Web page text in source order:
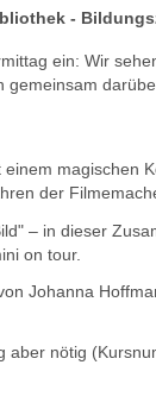
-
ein: Wir
magischen
der
– in dieser
on tour.
Johanna
aber nötig